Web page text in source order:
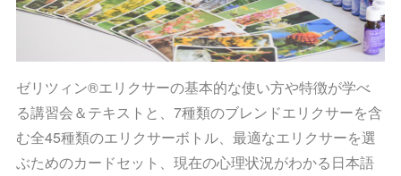
ゼリツィン®エリクサーの基本的な使い方や特徴が学べ
る講習会＆テキストと、7種類のブレンドエリクサーを含
む全45種類のエリクサーボトル、最適なエリクサーを選
ぶためのカードセット、現在の心理状況がわかる日本語